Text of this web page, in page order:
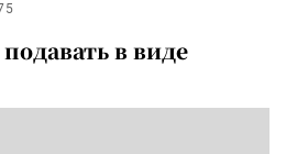
в виде